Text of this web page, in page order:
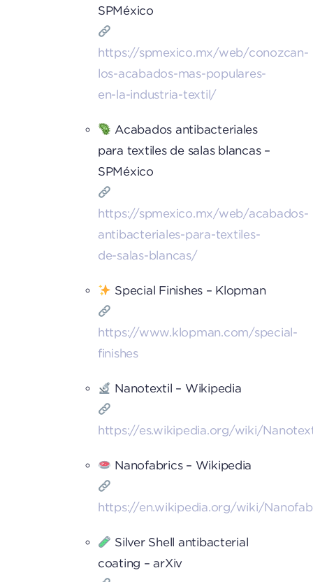
SPMéxico
https://spmexico.mx/web/conozcan-
los-acabados-mas-populares-
en-la-industria-textil/
Acabados antibacteriales
para textiles de salas blancas –
SPMéxico
https://spmexico.mx/web/acabados-
antibacteriales-para-textiles-
de-salas-blancas/
Special Finishes – Klopman
https://www.klopman.com/special-
finishes
Nanotextil – Wikipedia
https://es.wikipedia.org/wiki/
Nanofabrics – Wikipedia
https://en.wikipedia.org/wiki/
Silver Shell antibacterial
coating – arXiv